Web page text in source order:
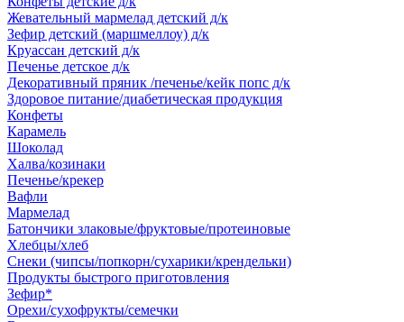
Жевательный мармелад детский д/к
Зефир детский (маршмеллоу) д/к
Круассан детский д/к
Печенье детское д/к
Декоративный пряник /печенье/кейк попс д/к
Здоровое питание/диабетическая продукция
Конфеты
Карамель
Шоколад
Халва/козинаки
Печенье/крекер
Вафли
Мармелад
Батончики злаковые/фруктовые/протеиновые
Хлебцы/хлеб
Снеки (чипсы/попкорн/сухарики/крендельки)
Продукты быстрого приготовления
Зефир*
Орехи/сухофрукты/семечки